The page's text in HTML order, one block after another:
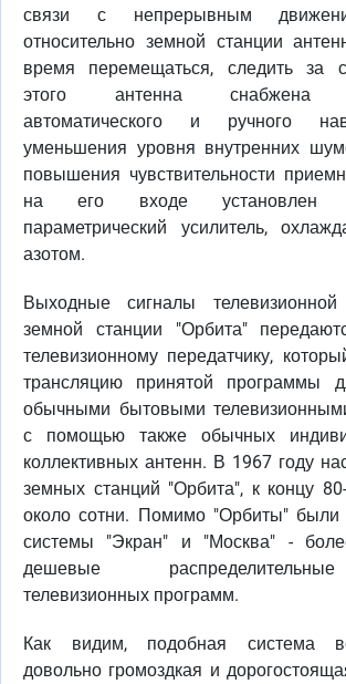
связи с непрерывным
относительно земной станции
время перемещаться, следить за
этого антенна снабжена
автоматического и ручного
уменьшения уровня внутренних
повышения чувствительности
на его входе установлен
параметрический усилитель,
азотом.
Выходные сигналы
земной станции "Орбита"
телевизионному передатчику,
трансляцию принятой программы
обычными бытовыми
с помощью также обычных
коллективных антенн. В 1967 году
земных станций "Орбита", к концу
около сотни. Помимо "Орбиты" были
системы "Экран" и "Москва" -
дешевые
телевизионных программ.
Как видим, подобная система
довольно громоздкая и